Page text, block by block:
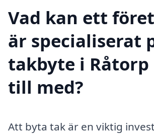
Vad kan ett
är specialiserat
takbyte i
till med?
Att byta tak är en viktig